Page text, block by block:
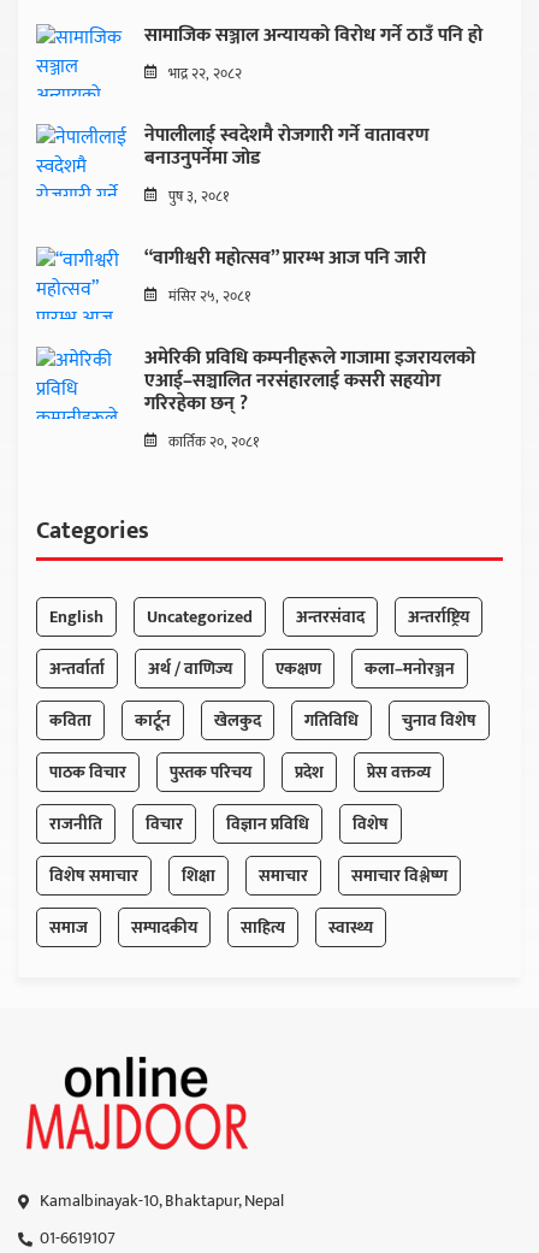
सामाजिक सञ्जाल अन्यायको विरोध गर्ने ठाउँ पनि हो
भाद्र २२, २०८२
नेपालीलाई स्वदेशमै रोजगारी गर्ने वातावरण
बनाउनुपर्नेमा जोड
पुष ३, २०८१
“वागीश्वरी महोत्सव” प्रारम्भ आज पनि जारी
मंसिर २५, २०८१
अमेरिकी प्रविधि कम्पनीहरूले गाजामा इजरायलको
एआई–सञ्चालित नरसंहारलाई कसरी सहयोग
गरिरहेका छन् ?
कार्तिक २०, २०८१
Categories
English Uncategorized अन्तरसंवाद
अन्तर्राष्ट्रिय
अन्तर्वार्ता
अर्थ / वाणिज्य एकक्षण
कला–मनोरञ्जन
कविता
कार्टून खेलकुद गतिविधि
चुनाव विशेष
पाठक विचार
पुस्तक परिचय प्रदेश
प्रेस वक्तव्य
राजनीति
विचार विज्ञान प्रविधि
विशेष
विशेष समाचार
शिक्षा समाचार
समाचार विश्लेष्ण
समाज
सम्पादकीय साहित्य स्वास्थ्य
Kamalbinayak-10, Bhaktapur, Nepal
01-6619107